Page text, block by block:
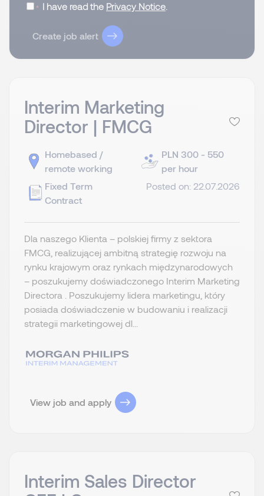
I have read the Privacy Notice.
Create job alert
Interim Marketing
Director | FMCG
Homebased /
remote working
Fixed Term
Contract
PLN 300 - 550
per hour
Posted on: 22.07.2026
Dla naszego Klienta – polskiej firmy z sektora
FMCG, realizującej ambitną strategię rozwoju na
rynku krajowym oraz rynkach międzynarodowych
– poszukujemy doświadczonego Interim Marketing
Directora . Poszukujemy lidera marketingu, który
posiada doświadczenie w budowaniu i realizacji
strategii marketingowej dl...
View job and apply
Interim Sales Director